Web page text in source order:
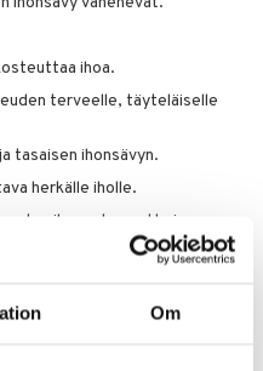
Om
ihoa.
terveelle, täyteläiselle
tasaisen ihonsävyn.
herkälle iholle.
ihon rakennetta ja